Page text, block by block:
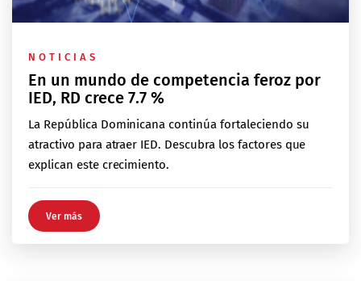
NOTICIAS
En un mundo de competencia feroz por
IED, RD crece 7.7 %
La República Dominicana continúa fortaleciendo su
atractivo para atraer IED. Descubra los factores que
explican este crecimiento.
Ver más